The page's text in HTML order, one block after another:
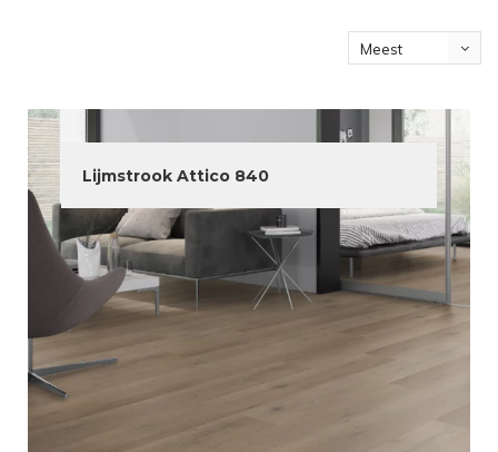
Meest
Lijmstrook Attico 840